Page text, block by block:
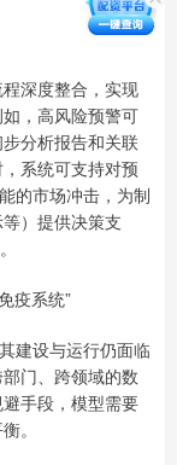
深度整合，实现
，高风险预警可
分析报告和关联
系统可支持对预
的市场冲击，为制
）提供决策支
疫系统”
建设与运行仍面临
门、跨领域的数
手段，模型需要
。